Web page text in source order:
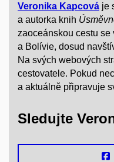
Veronika Kapcová je
a autorka knih
zaoceánskou cestu se
a Bolívie, dosud
Na svých webových
cestovatele. Pokud
a aktuálně připravuje
Sledujte